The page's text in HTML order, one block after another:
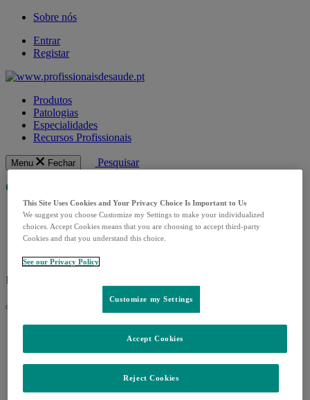
Sobre nós
Entrar
Registar
Produtos
Patologias
Especialidades
Recursos Profissionais
Menu Fechar Pesquisar
Obrigado pela sua colaboração!
PT-KEY-00985 04/2022
This Site Uses Cookies and Your Privacy Choice Is Important to Us
We suggest you choose Customize my Settings to make your individualized
choices. Accept Cookies means that you are choosing to accept third-party
Cookies and that you understand this choice.
See our Privacy Policy
Customize my Settings
Reject Cookies
Accept Cookies